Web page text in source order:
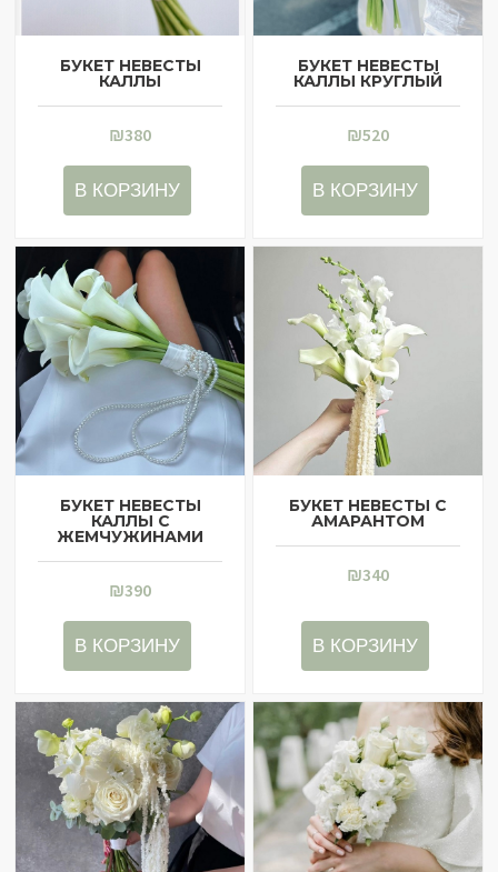
БУКЕТ НЕВЕСТЫ
КАЛЛЫ
₪380
В КОРЗИНУ
БУКЕТ НЕВЕСТЫ
КАЛЛЫ КРУГЛЫЙ
₪520
В КОРЗИНУ
БУКЕТ НЕВЕСТЫ
КАЛЛЫ С
ЖЕМЧУЖИНАМИ
₪390
В КОРЗИНУ
БУКЕТ НЕВЕСТЫ С
АМАРАНТОМ
₪340
В КОРЗИНУ